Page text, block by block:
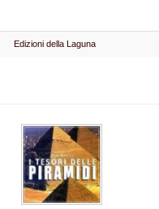
Edizioni della Laguna